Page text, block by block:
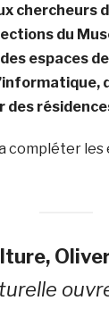
chercheurs
du
espaces
des
les